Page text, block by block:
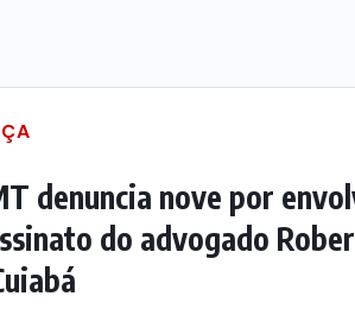
denuncia nove por
do advogado